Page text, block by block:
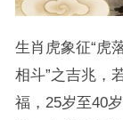
生肖虎象征“虎
相斗”之吉兆，
福，25岁至40